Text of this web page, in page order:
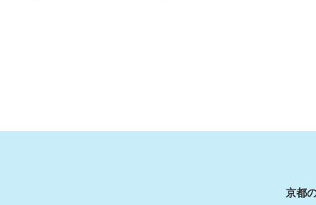
京都